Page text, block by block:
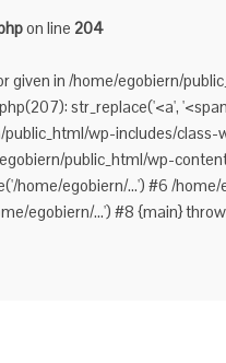
on line 204
given in /home/egobiern/
str_replace('<a', '<span
wp-includes/class-
public_html/wp-
home/egobiern/...') #6 /
egobiern/...') #8 {main}